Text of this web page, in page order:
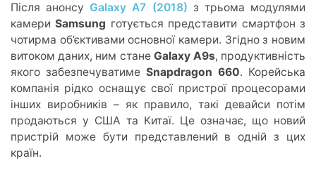
Після анонсу Galaxy A7 (2018) з трьома модулями
камериSamsung готується представити смартфон з
чотирма об’єктивами основної камери. Згідно з новим
витоком даних, ним стане Galaxy A9s, продуктивність
якого забезпечуватиме Snapdragon 660. Корейська
компанія рідко оснащує свої пристрої процесорами
інших виробників – як правило, такі девайси потім
продаються у США та Китаї. Це означає, що новий
пристрій може бути представлений в одній з цих
країн.